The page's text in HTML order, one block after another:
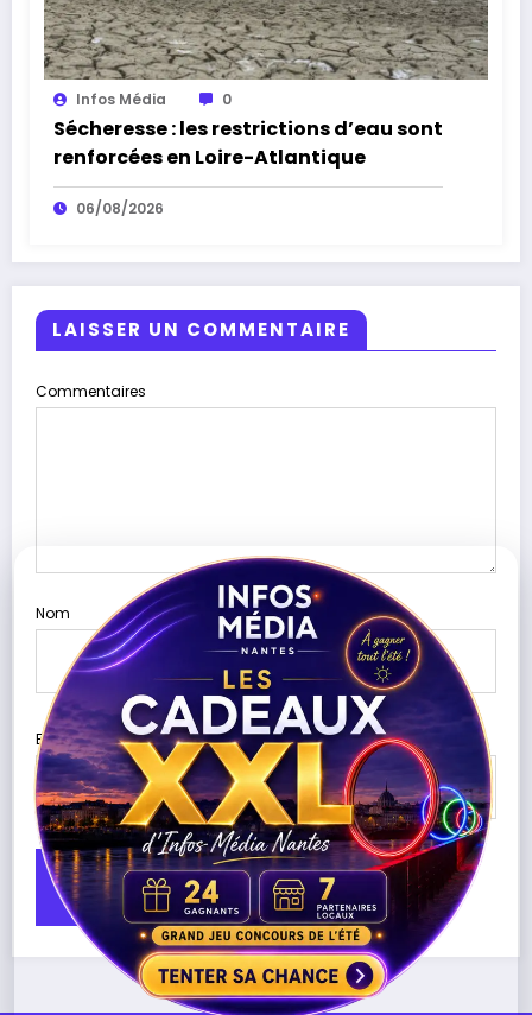
Infos Média 0
Sécheresse : les restrictions d’eau sont
renforcées en Loire-Atlantique
06/08/2026
LAISSER UN COMMENTAIRE
Commentaires
Nom
E-mail